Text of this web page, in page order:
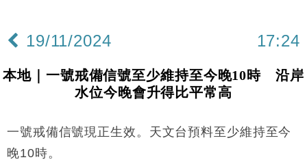
19/11/2024 17:24
本地｜一號戒備信號至少維持至今晚10時 沿岸
水位今晚會升得比平常高
一號戒備信號現正生效。天文台預料至少維持至今
晚10時。